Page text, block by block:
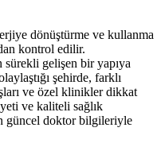
dönüştürme ve kullanma
kontrol edilir.
sürekli gelişen bir yapıya
şehirde, farklı
ve özel klinikler dikkat
ve kaliteli sağlık
güncel doktor bilgileriyle